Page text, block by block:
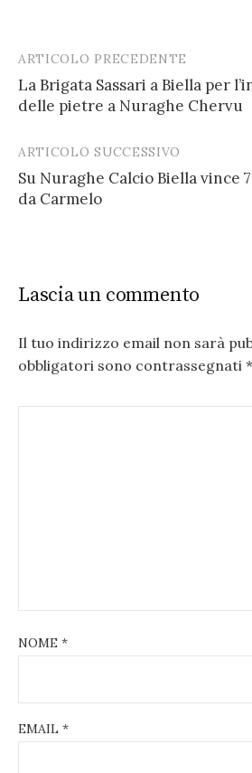
Post
navigation
ARTICOLO PRECEDENTE
La Brigata Sassari a Biella per
delle pietre a Nuraghe Chervu
ARTICOLO SUCCESSIVO
Su Nuraghe Calcio Biella vince
da Carmelo
Lascia un commento
Il tuo indirizzo email non sarà
obbligatori sono contrassegnati *
NOME *
EMAIL *